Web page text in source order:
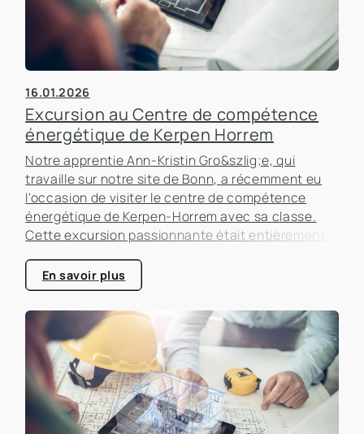
16.01.2026
Excursion au Centre de compétence
énergétique de Kerpen Horrem
Notre apprentie Ann-Kristin Gro&szlig;e, qui
travaille sur notre site de Bonn, a récemment eu
l'occasion de visiter le centre de compétence
énergétique de Kerpen-Horrem avec sa classe.
Cette excursion passionnante était entièrement
bâtiments, un sujet qui prend de plus en plus
d'importance dans le secteur immobilier.
En savoir plus